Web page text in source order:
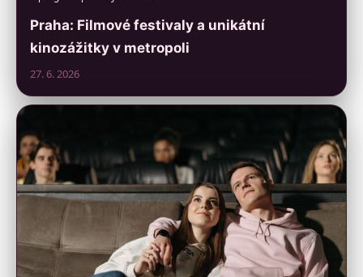
Praha: Filmové festivaly a unikátní
kinozážitky v metropoli
27. 6. 2026